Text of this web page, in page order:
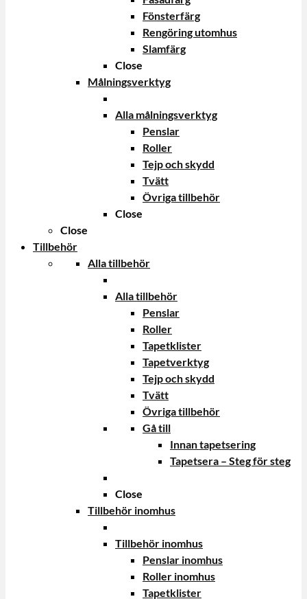
Fönsterfärg
Rengöring utomhus
Slamfärg
Close
Målningsverktyg
Alla målningsverktyg
Penslar
Roller
Tejp och skydd
Tvätt
Övriga tillbehör
Close
Close
Tillbehör
Alla tillbehör
Alla tillbehör
Penslar
Roller
Tapetklister
Tapetverktyg
Tejp och skydd
Tvätt
Övriga tillbehör
Gå till
Innan tapetsering
Tapetsera – Steg för steg
Close
Tillbehör inomhus
Tillbehör inomhus
Penslar inomhus
Roller inomhus
Tapetklister